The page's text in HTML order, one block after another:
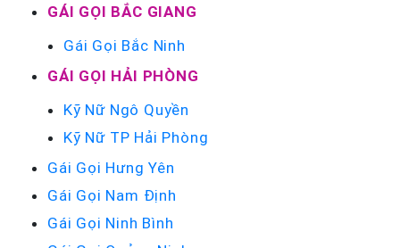
GÁI GỌI BẮC GIANG
Gái Gọi Bắc Ninh
GÁI GỌI HẢI PHÒNG
Kỹ Nữ Ngô Quyền
Kỹ Nữ TP Hải Phòng
Gái Gọi Hưng Yên
Gái Gọi Nam Định
Gái Gọi Ninh Bình